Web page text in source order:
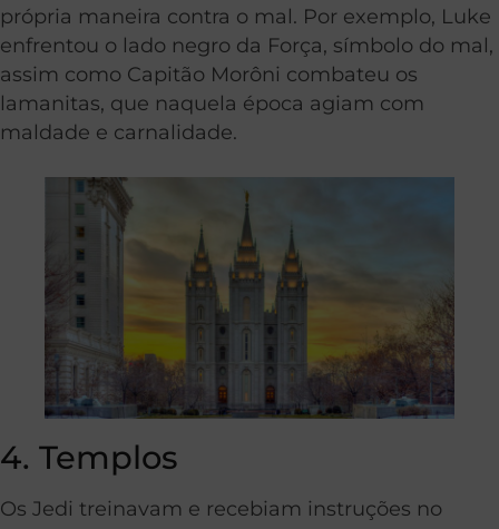
própria maneira contra o mal. Por exemplo, Luke
enfrentou o lado negro da Força, símbolo do mal,
assim como Capitão Morôni combateu os
lamanitas, que naquela época agiam com
maldade e carnalidade.
4. Templos
Os Jedi treinavam e recebiam instruções no